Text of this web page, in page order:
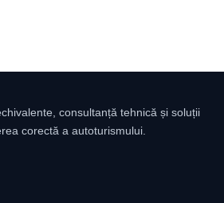
consultanță tehnică și soluții
corectă a autoturismului.